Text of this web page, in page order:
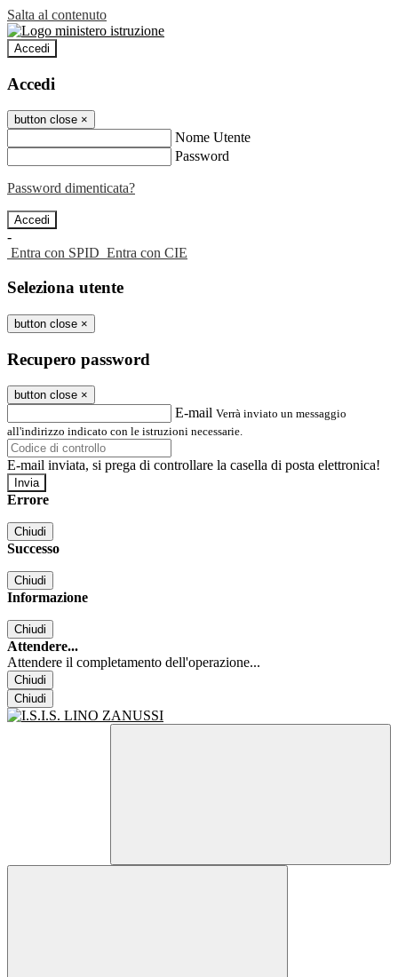
Salta al contenuto
Accedi
Accedi
button close ×
Nome Utente
Password
Password dimenticata?
-
Entra con SPID Entra con CIE
Seleziona utente
button close ×
Recupero password
button close ×
E-mail Verrà inviato un messaggio
all'indirizzo indicato con le istruzioni necessarie.
E-mail inviata, si prega di controllare la casella di posta elettronica!
Errore
Chiudi
Successo
Chiudi
Informazione
Chiudi
Attendere...
Attendere il completamento dell'operazione...
Chiudi
Chiudi